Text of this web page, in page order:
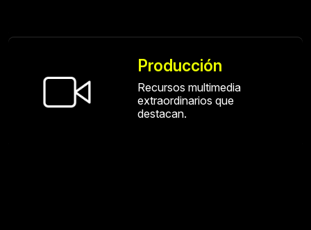
Producción
Recursos multimedia
extraordinarios que
destacan.